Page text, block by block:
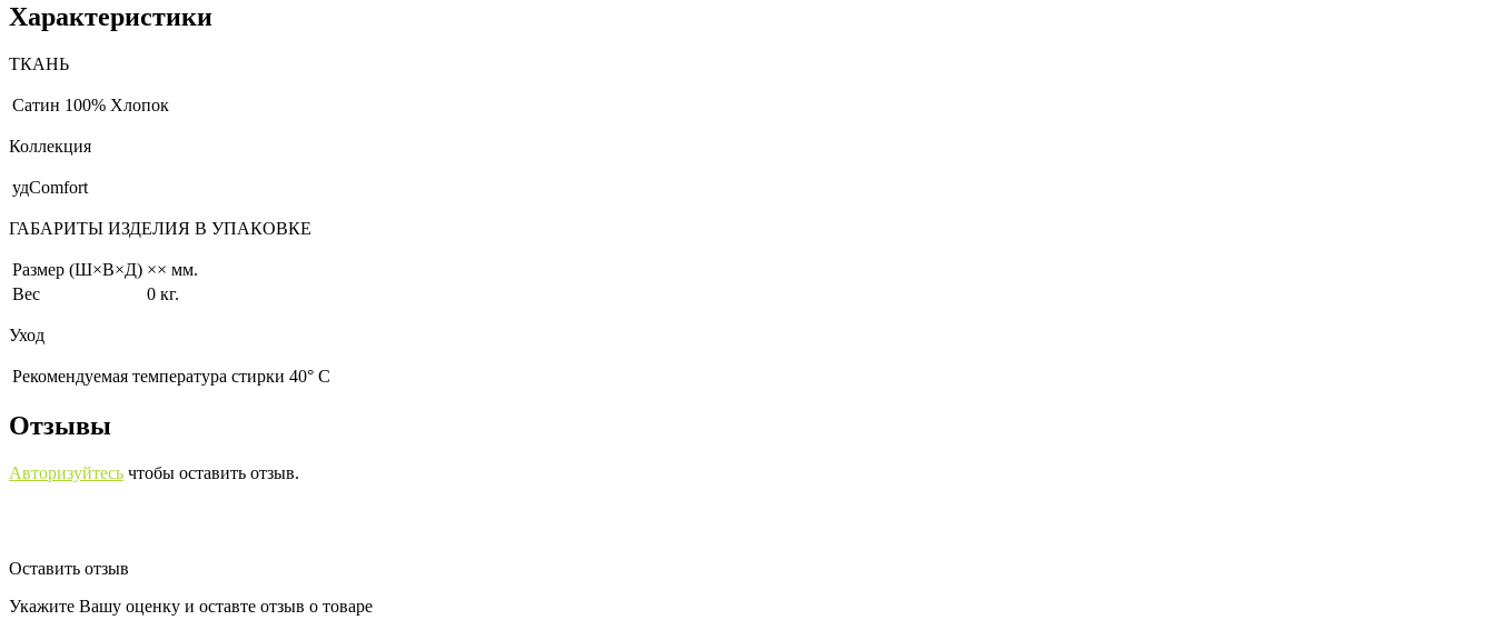
Характеристики
ТКАНЬ
Сатин 100% Хлопок
Коллекция
удComfort
ГАБАРИТЫ ИЗДЕЛИЯ В УПАКОВКЕ
Размер (Ш×В×Д) ×× мм.
Вес
0 кг.
Уход
Рекомендуемая температура стирки 40° С
Отзывы
Авторизуйтесь чтобы оставить отзыв.
Оставить отзыв
Укажите Вашу оценку и оставте отзыв о товаре